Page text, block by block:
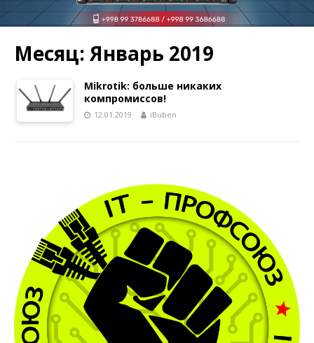
Месяц: Январь 2019
Mikrotik: больше никаких
компромиссов!
12.01.2019 iBuben